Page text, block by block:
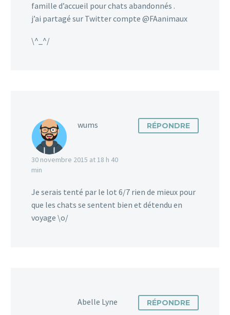
famille d’accueil pour chats abandonnés .
j’ai partagé sur Twitter compte @FAanimaux
\^_^/
wums
30 novembre 2015 at 18 h 40
min
RÉPONDRE
Je serais tenté par le lot 6/7 rien de mieux pour
que les chats se sentent bien et détendu en
voyage \o/
Abelle Lyne RÉPONDRE